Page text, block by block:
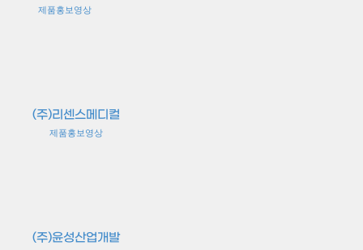
제품홍보영상
(주)리센스메디컬
제품홍보영상
(주)윤성산업개발